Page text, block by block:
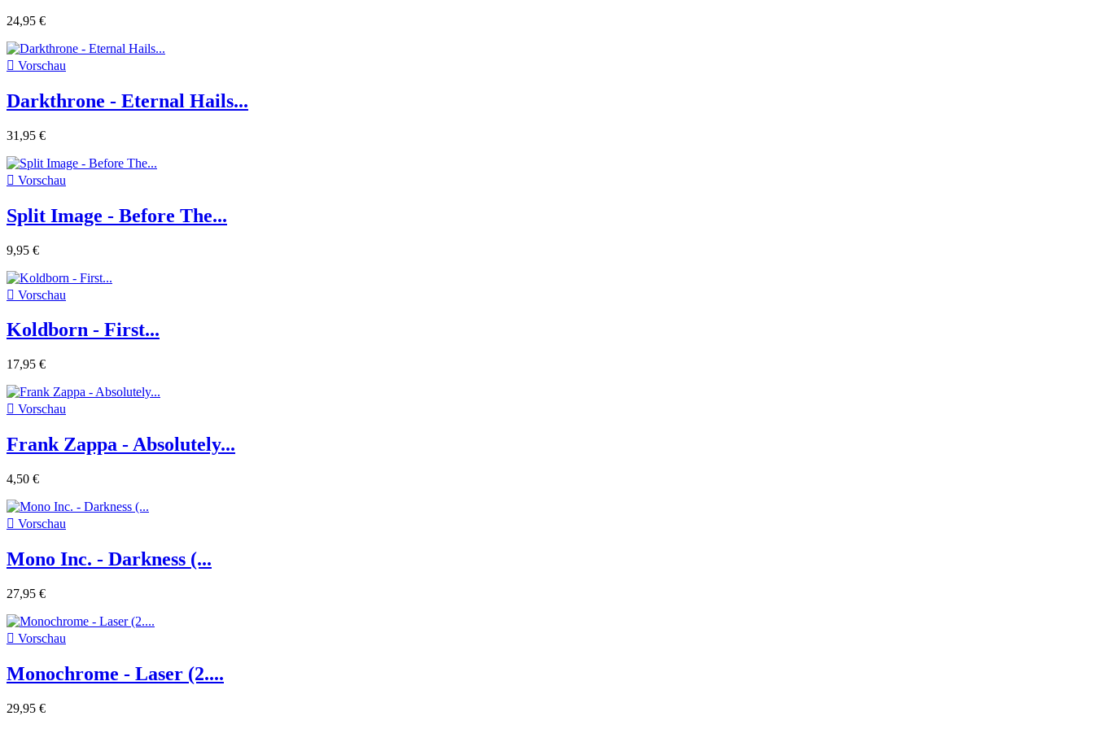
24,95 €
 Vorschau
Darkthrone - Eternal Hails...
31,95 €
 Vorschau
Split Image - Before The...
9,95 €
 Vorschau
Koldborn - First...
17,95 €
 Vorschau
Frank Zappa - Absolutely...
4,50 €
 Vorschau
Mono Inc. - Darkness (...
27,95 €
 Vorschau
Monochrome - Laser (2....
29,95 €